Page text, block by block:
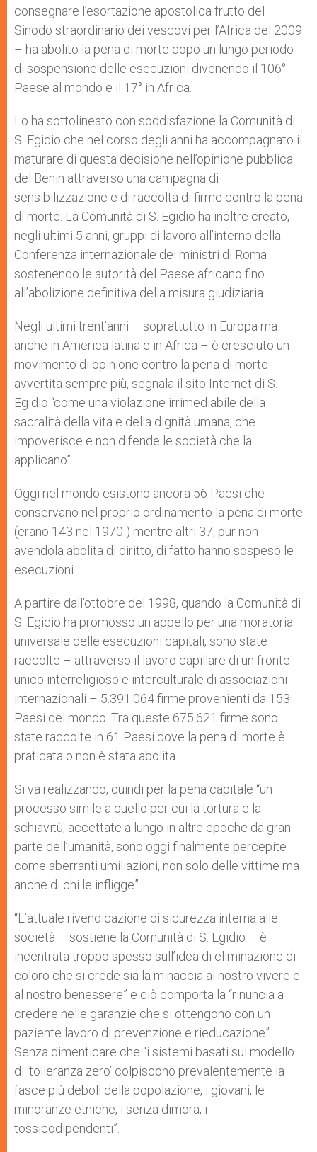
consegnare l’esortazione apostolica frutto del
Sinodo straordinario dei vescovi per l’Africa del 2009
– ha abolito la pena di morte dopo un lungo periodo
di sospensione delle esecuzioni divenendo il 106°
Paese al mondo e il 17° in Africa.
Lo ha sottolineato con soddisfazione la Comunità di
S. Egidio che nel corso degli anni ha accompagnato il
maturare di questa decisione nell’opinione pubblica
del Benin attraverso una campagna di
sensibilizzazione e di raccolta di firme contro la pena
di morte. La Comunità di S. Egidio ha inoltre creato,
negli ultimi 5 anni, gruppi di lavoro all’interno della
Conferenza internazionale dei ministri di Roma
sostenendo le autorità del Paese africano fino
all’abolizione definitiva della misura giudiziaria.
Negli ultimi trent’anni – soprattutto in Europa ma
anche in America latina e in Africa – è cresciuto un
movimento di opinione contro la pena di morte
avvertita sempre più, segnala il sito Internet di S.
Egidio “come una violazione irrimediabile della
sacralità della vita e della dignità umana, che
impoverisce e non difende le società che la
applicano”.
Oggi nel mondo esistono ancora 56 Paesi che
conservano nel proprio ordinamento la pena di morte
(erano 143 nel 1970 ) mentre altri 37, pur non
avendola abolita di diritto, di fatto hanno sospeso le
esecuzioni.
A partire dall’ottobre del 1998, quando la Comunità di
S. Egidio ha promosso un appello per una moratoria
universale delle esecuzioni capitali, sono state
raccolte – attraverso il lavoro capillare di un fronte
unico interreligioso e interculturale di associazioni
internazionali – 5.391.064 firme provenienti da 153
Paesi del mondo. Tra queste 675.621 firme sono
state raccolte in 61 Paesi dove la pena di morte è
praticata o non è stata abolita.
Si va realizzando, quindi per la pena capitale “un
processo simile a quello per cui la tortura e la
schiavitù, accettate a lungo in altre epoche da gran
parte dell’umanità, sono oggi finalmente percepite
come aberranti umiliazioni, non solo delle vittime ma
anche di chi le infligge”.
“L’attuale rivendicazione di sicurezza interna alle
società – sostiene la Comunità di S. Egidio – è
incentrata troppo spesso sull’idea di eliminazione di
coloro che si crede sia la minaccia al nostro vivere e
al nostro benessere” e ciò comporta la “rinuncia a
credere nelle garanzie che si ottengono con un
paziente lavoro di prevenzione e rieducazione”.
Senza dimenticare che “i sistemi basati sul modello
di ‘tolleranza zero’ colpiscono prevalentemente la
fasce più deboli della popolazione, i giovani, le
minoranze etniche, i senza dimora, i
tossicodipendenti”.